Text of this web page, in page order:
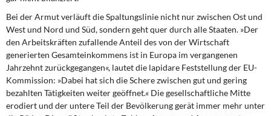
Bei der Armut verläuft die Spaltungslinie nicht nur zwischen Ost und
West und Nord und Süd, sondern geht quer durch alle Staaten. »Der
den Arbeitskräften zufallende Anteil des von der Wirtschaft
generierten Gesamteinkommens ist in Europa im vergangenen
Jahrzehnt zurückgegangen«, lautet die lapidare Feststellung der EU-
Kommission: »Dabei hat sich die Schere zwischen gut und gering
bezahlten Tätigkeiten weiter geöffnet.« Die gesellschaftliche Mitte
erodiert und der untere Teil der Bevölkerung gerät immer mehr unter